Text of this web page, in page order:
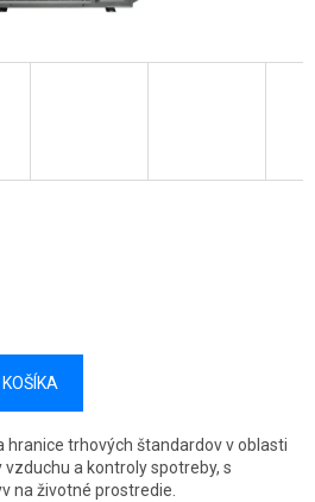
hranice trhových štandardov v oblasti
a kontroly spotreby, s
na životné prostredie.